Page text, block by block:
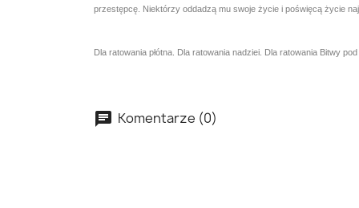
przestępcę. Niektórzy oddadzą mu swoje życie i poświęcą życie
Dla ratowania płótna. Dla ratowania nadziei. Dla ratowania Bitwy
Komentarze (0)